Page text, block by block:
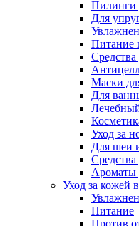
Пилинги
Для
Питание
Средства
Маски
Для
Уход за
Для шеи
Ароматы
Уход за кожей
Питание
Против